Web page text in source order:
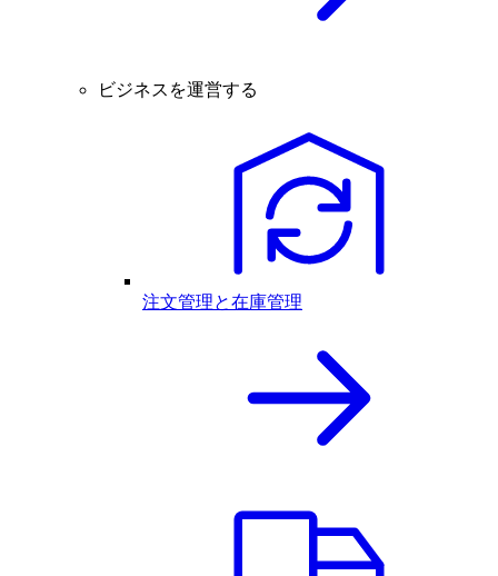
ビジネスを運営する
注文管理と在庫管理